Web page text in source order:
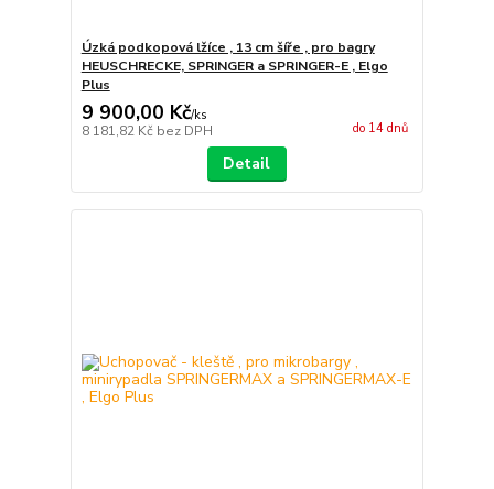
Úzká podkopová lžíce , 13 cm šíře , pro bagry
HEUSCHRECKE, SPRINGER a SPRINGER-E , Elgo
Plus
9 900,00 Kč/ks
8 181,82 Kč bez DPH do 14 dnů
Detail